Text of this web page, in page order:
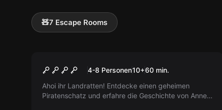
🧸7 Escape Rooms
Anne Bonnys Schatz
4-8 Personen10+60 min.
Ahoi ihr Landratten! Entdecke einen geheimen
Piratenschatz und erfahre die Geschichte von Anne